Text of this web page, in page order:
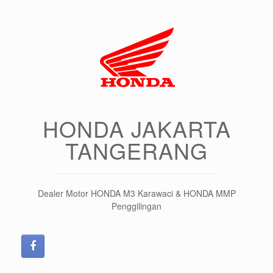
HONDA JAKARTA
TANGERANG
Dealer Motor HONDA M3 Karawaci & HONDA MMP
Penggilingan